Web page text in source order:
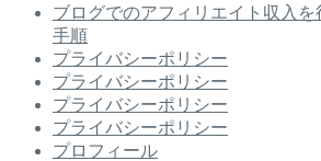
ブログでのアフィリエイト収入
手順
プライバシーポリシー
プライバシーポリシー
プライバシーポリシー
プライバシーポリシー
プロフィール